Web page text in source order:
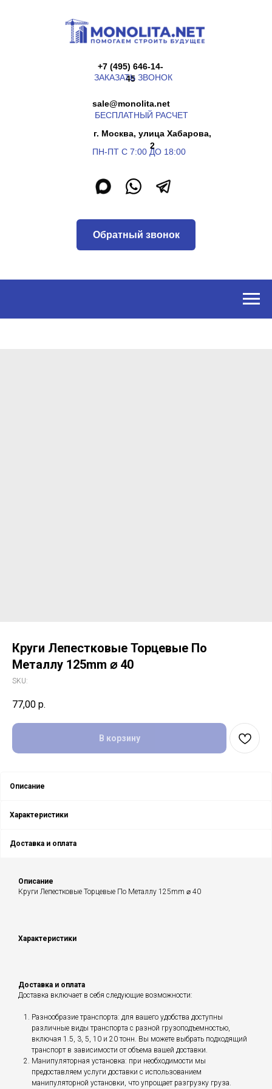
г. Москва, улица Хабарова,
ПН-ПТ С 7:00 ДО 18:00
45
ЗАКАЗАТЬ ЗВОНОК
БЕСПЛАТНЫЙ РАСЧЕТ
Круги Лепестковые Торцевые По
Металлу 125mm ⌀ 40
SKU:
77,00 р.
В корзину
Описание
Характеристики
Доставка и оплата
Описание
Круги Лепестковые Торцевые По Металлу 125mm ⌀ 40
Характеристики
Доставка и оплата
Доставка включает в себя следующие возможности:
Разнообразие транспорта: для вашего удобства доступны
различные виды транспорта с разной грузоподъемностью,
включая 1.5, 3, 5, 10 и 20 тонн. Вы можете выбрать подходящий
транспорт в зависимости от объема вашей доставки.
Манипуляторная установка: при необходимости мы
предоставляем услуги доставки с использованием
манипуляторной установки, что упрощает разгрузку груза.